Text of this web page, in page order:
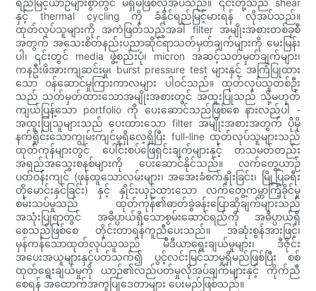
ရည်မြင့်ယာဉ်များစွာတွင် မရှိမဖြစ်လိုအပ်သည်။ ၎င်းတို့သည် shear
နှင့် thermal cycling ကို ခံနိုင်ရည်မြင့်မားရန် လိုအပ်သည်။
ထုတ်လုပ်သူများကို အကဲဖြတ်သည့်အခါ filter အမျိုးအစားတစ်ခုစီ
အတွက် အသေးစိတ်နည်းပညာဆိုင်ရာသတ်မှတ်ချက်များကို မေးမြန်း
ပါ၊ ၎င်းတွင် media ဖွဲ့စည်းပုံ၊ micron အဆင့်သတ်မှတ်ချက်များ၊
ကနဦးဖိအားကျဆင်းမှု၊ burst pressure test များနှင့် အကြံပြုထား
သော ဝန်ဆောင်မှုကြားကာလများ ပါဝင်သည်။ ထုတ်လုပ်သူတစ်ဦး
သည် သတ်မှတ်ထားသောအမျိုးအစားတွင် အထူးပြုသည် သို့မဟုတ်
ကျယ်ပြန့်သော portfolio ကို ပေးဆောင်သည်ဖြစ်စေ နားလည်ပါ -
အထူးပြုသူများသည် ပေးထားသော filter အမျိုးအစားအတွက် ပိုမို
နက်ရှိုင်းသောကျွမ်းကျင်မှုရှိလေ့ရှိပြီး full-line ထုတ်လုပ်သူများသည်
ထုတ်ကုန်များတွင် ပေါင်းစပ်ဖြေရှင်းချက်များနှင့် တသမတ်တည်း
အရည်အသွေးစနစ်များကို ပေးဆောင်နိုင်သည်။ လက်တွေ့ယာဉ်
ပတ်ဝန်းကျင် (ဖုန်ထူသောလမ်းများ၊ အအေးခံစက်နှိုးခြင်း၊ မြို့ပြခရီး
တိုမောင်းနှင်ခြင်း) နှင့် နှိုင်းယှဉ်ထားသော လက်တွေ့ကမ္ဘာကြံ့ခိုင်မှု
စမ်းသပ်မှုသည် ထုတ်ကုန်၏ဓာတ်ခွဲခန်းပြောဆိုချက်များသည်
အသုံးပြုရာတွင် အဓိပ္ပာယ်ရှိသောစွမ်းဆောင်ရည်ကို အဓိပ္ပာယ်ရှိ
စေသည်ဖြစ်စေ တိုင်းတာရန်ကူညီပေးသည်။ အဆုံးစွန်အားဖြင့်၊
မှန်ကန်သောထုတ်လုပ်သူသည် မီဒီယာရွေးချယ်မှုများ၊ ဒီဇိုင်း
အပေးအယူများနှင့်ပတ်သက်၍ ပွင့်လင်းမြင်သာမှုရှိမည်ဖြစ်ပြီး စစ်
ထုတ်ရွေးချယ်မှုကို ယာဉ်၏လည်ပတ်မှုလိုအပ်ချက်များနှင့် ကိုက်ညီ
စေရန် အထောက်အကူပြုဒေတာများ ပေးမည်ဖြစ်သည်။